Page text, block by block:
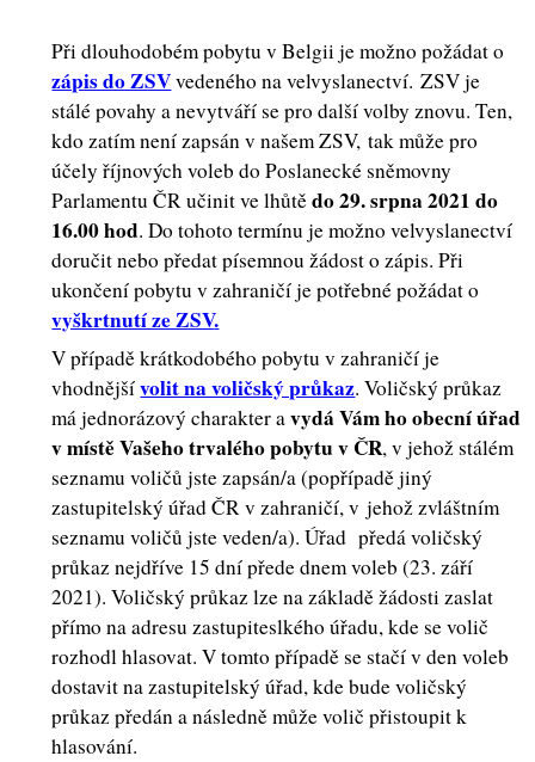
Při dlouhodobém pobytu v Belgii je možno požádat o
zápis do ZSVvedeného na velvyslanectví. ZSV je
stálé povahy a nevytváří se pro další volby znovu. Ten,
kdo zatím není zapsán v našem ZSV, tak může pro
účely říjnových voleb do Poslanecké sněmovny
Parlamentu ČR učinit ve lhůtědo 29. srpna 2021 do
16.00 hod. Do tohoto termínu je možno velvyslanectví
doručit nebo předat písemnou žádost o zápis. Při
ukončení pobytu v zahraničí je potřebné požádat o
vyškrtnutí ze ZSV.
V případě krátkodobého pobytu v zahraničí je
vhodnějšívolit na voličský průkaz. Voličský průkaz
má jednorázový charakter avydá Vám ho obecní úřad
v místě Vašeho trvalého pobytu v ČR, v jehož stálém
seznamu voličů jste zapsán/a (popřípadě jiný
zastupitelský úřad ČR v zahraničí, v jehož zvláštním
seznamu voličů jste veden/a). Úřad předá voličský
průkaz nejdříve 15 dní přede dnem voleb (23. září
2021). Voličský průkaz lze na základě žádosti zaslat
přímo na adresu zastupiteslkého úřadu, kde se volič
rozhodl hlasovat. V tomto případě se stačí v den voleb
dostavit na zastupitelský úřad, kde bude voličský
průkaz předán a následně může volič přistoupit k
hlasování.